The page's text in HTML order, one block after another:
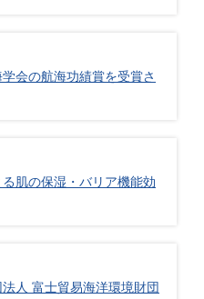
会の航海功績賞を受賞さ
肌の保湿・バリア機能効
人 富士貿易海洋環境財団